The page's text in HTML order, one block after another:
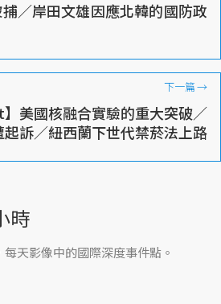
／岸田文雄因應北韓的國防政
下一篇→
】美國核融合實驗的重大突破／
起訴／紐西蘭下世代禁菸法上路
時
每天影像中的國際深度事件點。